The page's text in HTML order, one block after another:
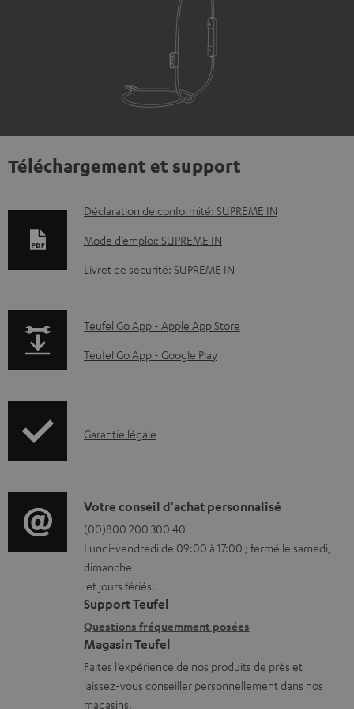
Téléchargement et support
D
o
e
n
t
é
c
h
a
r
g
e
a
b
Déclaration de conformité: SUPREME IN
Mode d’emploi: SUPREME IN
Livret de sécurité: SUPREME IN
p
a
p
d
u
c
t
.
s
u
p
Teufel Go App - Apple App Store
Teufel Go App - Google Play
I
o
r
m
a
t
i
o
n
s
Garantie légale
D
é
t
a
i
l
s
c
o
Votre conseil d'achat personnalisé
(00)800 200 300 40
Lundi-vendredi de 09:00 à 17:00 ; fermé le samedi,
dimanche
et jours fériés.
Support Teufel
Questions fréquemment posées
Magasin Teufel
Faites l’expérience de nos produits de près et
laissez-vous conseiller personnellement dans nos
magasins.